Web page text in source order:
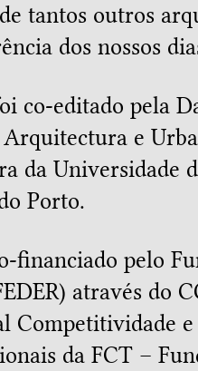
tantos outros
dos nossos
co-editado pela
Arquitectura e
da Universidade
Porto.
financiado pelo
através do
Competitividade
da FCT –